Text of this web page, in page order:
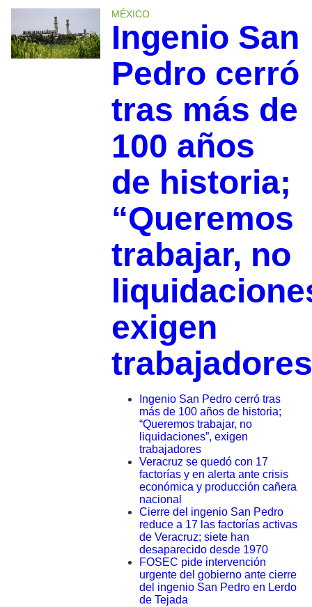
MÉXICO
Ingenio San
Pedro cerró
tras más de
100 años
de historia;
“Queremos
trabajar, no
exigen
trabajadores
Ingenio San Pedro cerró tras
más de 100 años de historia;
“Queremos trabajar, no
liquidaciones”, exigen
trabajadores
Veracruz se quedó con 17
factorías y en alerta ante crisis
económica y producción cañera
nacional
Cierre del ingenio San Pedro
reduce a 17 las factorías activas
de Veracruz; siete han
desaparecido desde 1970
FOSEC pide intervención
urgente del gobierno ante cierre
del ingenio San Pedro en Lerdo
de Tejada